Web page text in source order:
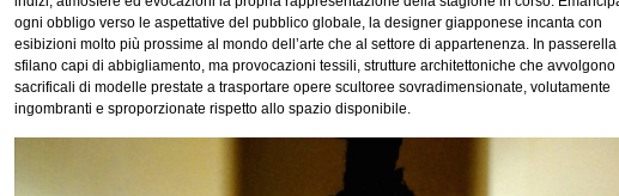
ogni obbligo verso le aspettative del pubblico globale, la designer giapponese incanta con
esibizioni molto più prossime al mondo dell’arte che al settore di appartenenza. In passerella
sfilano capi di abbigliamento, ma provocazioni tessili, strutture architettoniche che avvolgono
sacrificali di modelle prestate a trasportare opere scultoree sovradimensionate, volutamente
ingombranti e sproporzionate rispetto allo spazio disponibile.